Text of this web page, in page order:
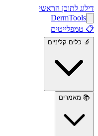
דילוג לתוכן הראשי
DermTools
📋 טמפלייטים
🔬 כלים קליניים
📚 מאמרים